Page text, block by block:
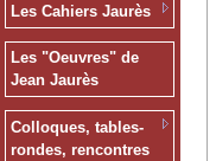
Les Cahiers Jaurès
Les "Oeuvres" de
Jean Jaurès
Colloques, tables-
rondes, rencontres